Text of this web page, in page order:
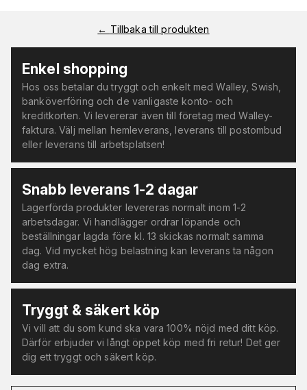
← Tillbaka till produkten
Enkel shopping
Hos oss betalar du tryggt och enkelt med Walley, Swish,
banköverföring och de vanligaste konto- och
kreditkorten. Vi levererar även till företag med Walley-
faktura. Välj mellan hemleverans, leverans till postombud
eller leverans till arbetsplatsen!
Snabb leverans 1-2 dagar
Lagerförda produkter levereras normalt inom 1-2
arbetsdagar. Vi handlägger ordrar löpande och
beställningar lagda före kl. 13 skickas normalt samma
dag. Vid mycket hög belastning kan leverans ta någon
dag extra.
Tryggt & säkert köp
Vi vill att du som kund ska vara 100% nöjd med ditt köp.
Därför erbjuder vi långt öppet köp med fri retur! Det ger
dig ett tryggt och säkert köp.